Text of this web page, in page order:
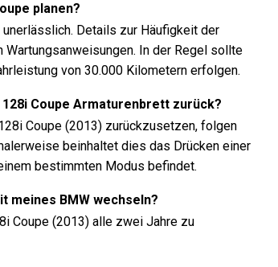
planen?
Details zur Häufigkeit der
In der Regel sollte
von 30.000 Kilometern erfolgen.
Coupe Armaturenbrett zurück?
Coupe (2013) zurückzusetzen, folgen
beinhaltet dies das Drücken einer
bestimmten Modus befindet.
meines BMW wechseln?
Coupe (2013) alle zwei Jahre zu